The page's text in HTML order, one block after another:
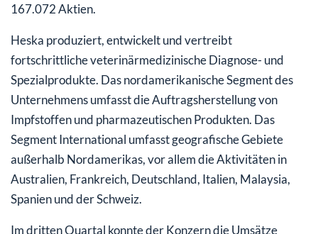
167.072 Aktien.
Heska produziert, entwickelt und vertreibt
fortschrittliche veterinärmedizinische Diagnose- und
Spezialprodukte. Das nordamerikanische Segment des
Unternehmens umfasst die Auftragsherstellung von
Impfstoffen und pharmazeutischen Produkten. Das
Segment International umfasst geografische Gebiete
außerhalb Nordamerikas, vor allem die Aktivitäten in
Australien, Frankreich, Deutschland, Italien, Malaysia,
Spanien und der Schweiz.
Im dritten Quartal konnte der Konzern die Umsätze